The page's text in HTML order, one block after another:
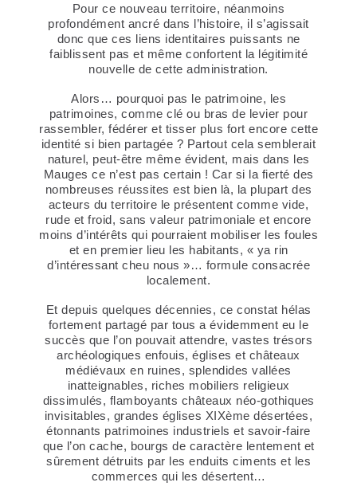
Pour ce nouveau territoire, néanmoins
profondément ancré dans l’histoire, il s’agissait
donc que ces liens identitaires puissants ne
faiblissent pas et même confortent la légitimité
nouvelle de cette administration.
Alors… pourquoi pas le patrimoine, les
patrimoines, comme clé ou bras de levier pour
rassembler, fédérer et tisser plus fort encore cette
identité si bien partagée ? Partout cela semblerait
naturel, peut-être même évident, mais dans les
Mauges ce n’est pas certain ! Car si la fierté des
nombreuses réussites est bien là, la plupart des
acteurs du territoire le présentent comme vide,
rude et froid, sans valeur patrimoniale et encore
moins d’intérêts qui pourraient mobiliser les foules
et en premier lieu les habitants, « ya rin
d’intéressant cheu nous »… formule consacrée
localement.
Et depuis quelques décennies, ce constat hélas
fortement partagé par tous a évidemment eu le
succès que l’on pouvait attendre, vastes trésors
archéologiques enfouis, églises et châteaux
médiévaux en ruines, splendides vallées
inatteignables, riches mobiliers religieux
dissimulés, flamboyants châteaux néo-gothiques
invisitables, grandes églises XIXème désertées,
étonnants patrimoines industriels et savoir-faire
que l’on cache, bourgs de caractère lentement et
sûrement détruits par les enduits ciments et les
commerces qui les désertent…